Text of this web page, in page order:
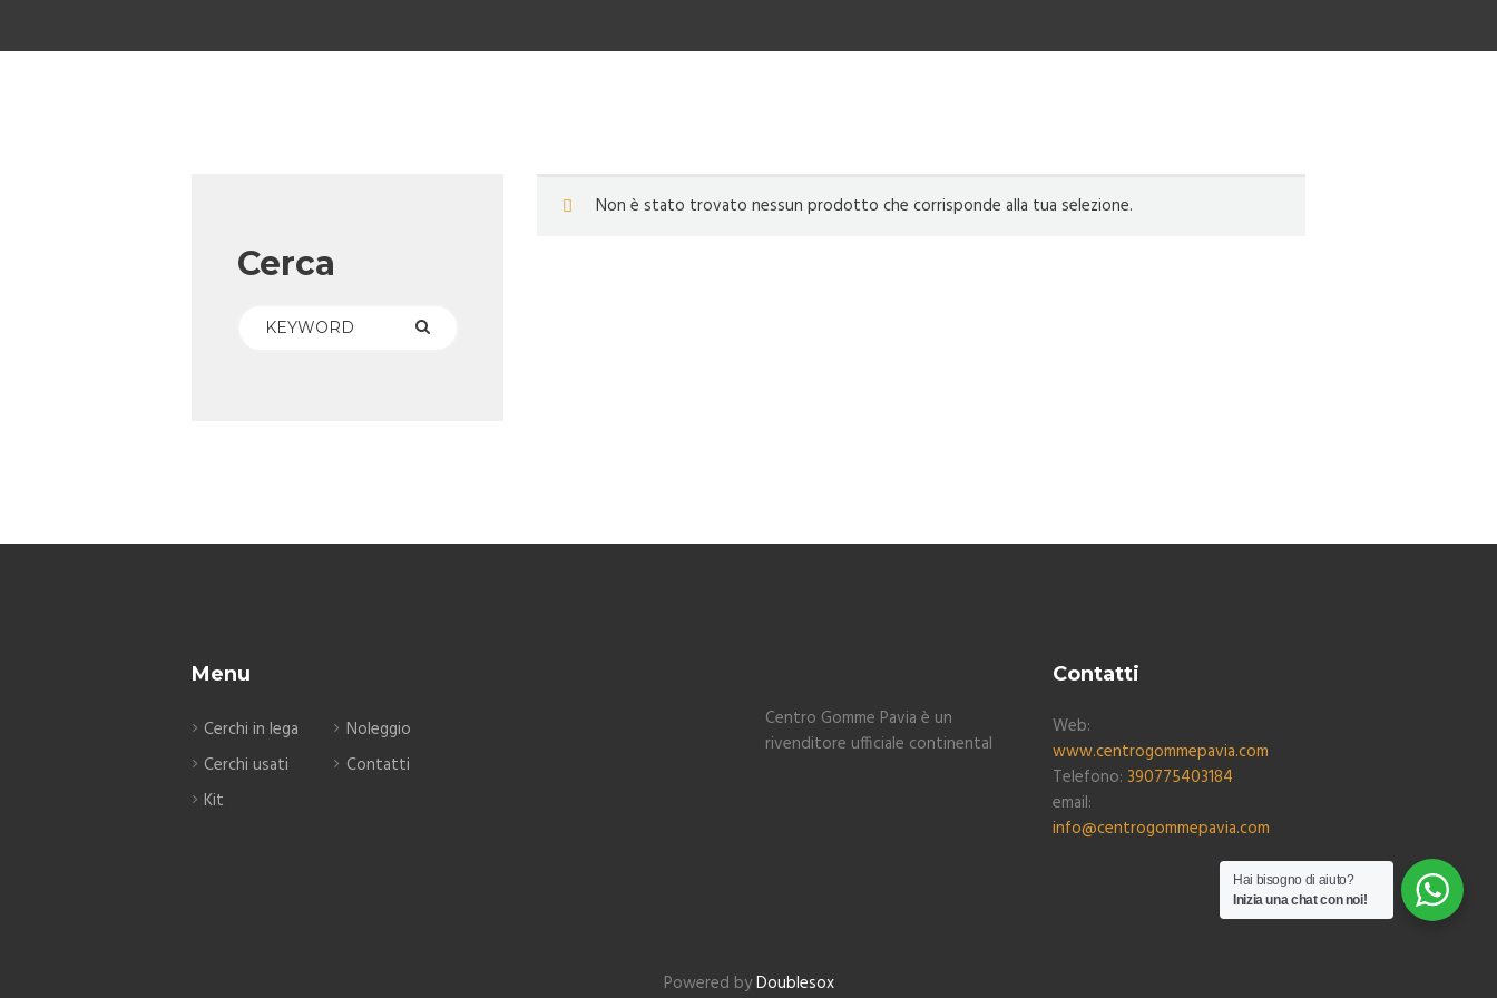
Non è stato trovato nessun prodotto che corrisponde alla tua selezione.
Cerca
Menu
Cerchi in lega
Cerchi usati
Kit
Noleggio
Contatti
Centro Gomme Pavia è un
rivenditore ufficiale continental
Contatti
Web:
www.centrogommepavia.com
Telefono: 390775403184
email:
info@centrogommepavia.com
Powered byDoublesox
Hai bisogno di aiuto?
Inizia una chat con noi!